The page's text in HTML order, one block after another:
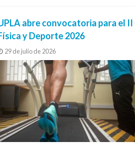
abre convocatoria para el
y Deporte 2026
29 de julio de 2026